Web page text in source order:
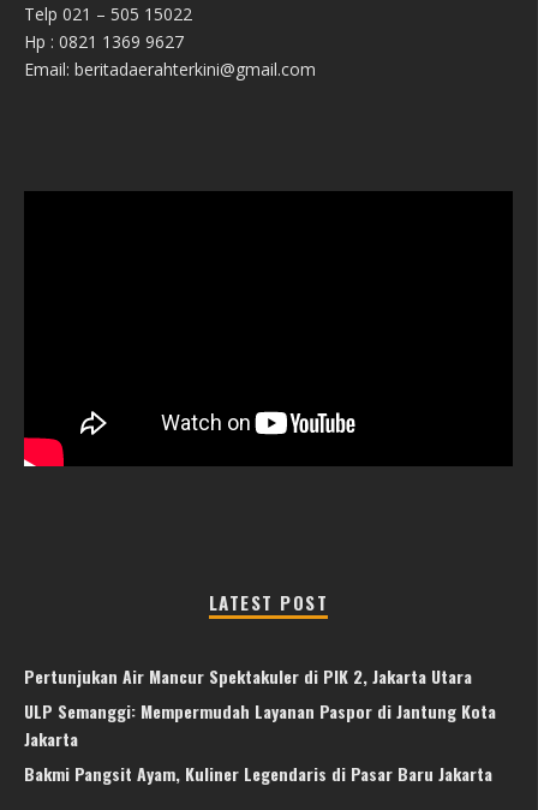
Telp 021 – 505 15022
Hp : 0821 1369 9627
Email: beritadaerahterkini@gmail.com
LATEST POST
Pertunjukan Air Mancur Spektakuler di PIK 2, Jakarta Utara
ULP Semanggi: Mempermudah Layanan Paspor di Jantung Kota
Jakarta
Bakmi Pangsit Ayam, Kuliner Legendaris di Pasar Baru Jakarta